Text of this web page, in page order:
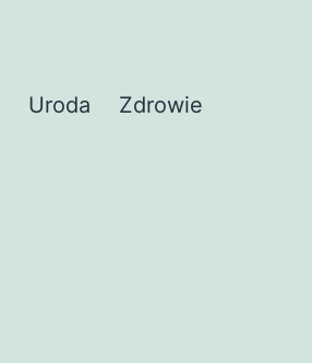
Uroda Zdrowie